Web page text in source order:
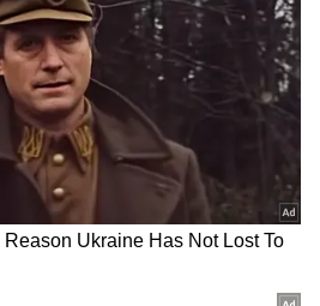
కుటుంబం
సింగ్ యాదవ్ కుటుంబం
AICWA తెలిపింది. అతనికి భార్య,
ఉన్నారు. ఇంటికి ఆధారం
అందుకే, బాధితుడి
నష్టపరిహారంతో పాటు, పిల్లల